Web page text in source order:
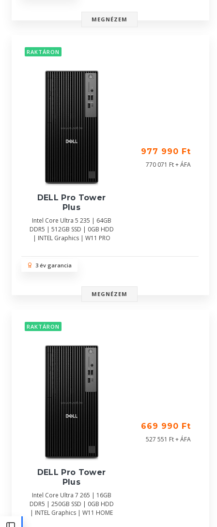
MEGNÉZEM
RAKTÁRON
DELL Pro Tower
Plus
Intel Core Ultra 5 235 | 64GB
DDR5 | 512GB SSD | 0GB HDD
| INTEL Graphics | W11 PRO
977 990 Ft
770 071 Ft + ÁFA
3 év garancia
MEGNÉZEM
RAKTÁRON
DELL Pro Tower
Plus
Intel Core Ultra 7 265 | 16GB
DDR5 | 250GB SSD | 0GB HDD
| INTEL Graphics | W11 HOME
669 990 Ft
527 551 Ft + ÁFA